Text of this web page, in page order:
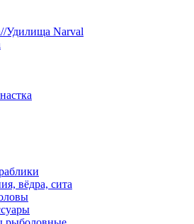
Удилища Narval
вёдра, сита